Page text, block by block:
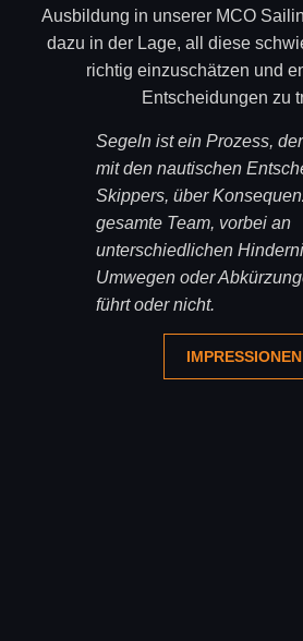
Ausbildung in unserer MCO
dazu in der Lage, all diese
richtig einzuschätzen und
Entscheidungen zu
Segeln ist ein Prozess,
mit den nautischen
Skippers, über
gesamte Team, vorbei an
unterschiedlichen
Umwegen oder
führt oder nicht.
IMPRESSIONEN